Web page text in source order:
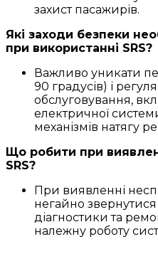
захист пасажирів.
Які заходи безпеки
при використанні SRS?
Важливо уникати
90 градусів) і
обслуговування,
електричної
механізмів натягу
Що робити при
SRS?
При виявленні
негайно
діагностики та
належну роботу